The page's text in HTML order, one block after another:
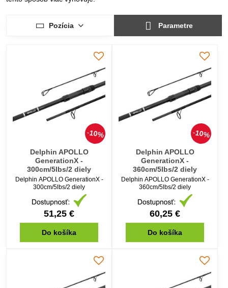
Pozícia Parametre
10%
Delphin APOLLO
GenerationX -
300cm/5lbs/2 diely
Delphin APOLLO GenerationX -
300cm/5lbs/2 diely
51,25 €
Do košíka
10%
Delphin APOLLO
GenerationX -
360cm/5lbs/2 diely
Delphin APOLLO GenerationX -
360cm/5lbs/2 diely
60,25 €
Do košíka